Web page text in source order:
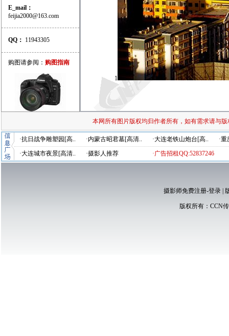
E_mail：
feijia2000@163.com
QQ： 11943305
购图请参阅： 购图指南
1
本网所有图片版权均归作者所有，如有需求请与
·抗日战争雕塑园[高.. ·内蒙古昭君墓[高清.. ·大连老铁山炮台[高..
·
·大连城市夜景[高清..
·摄影人推荐 ·广告招租QQ:52837246
摄影师免费注册-登录|
版权所有： CCN